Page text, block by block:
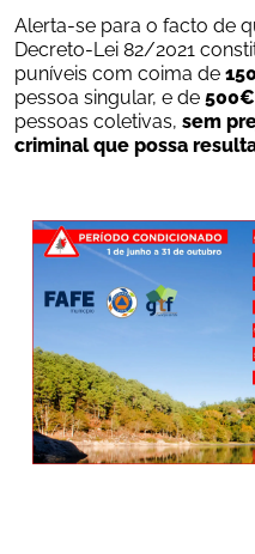
Alerta-se para o facto de
Decreto-Lei 82/2021
puníveis com coima de
pessoa singular, e de
pessoas coletivas, sem
criminal que possa